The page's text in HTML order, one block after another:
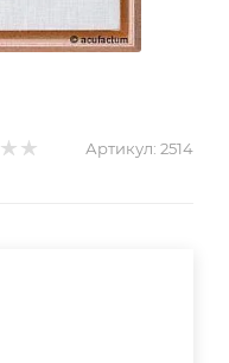
Артикул: 2514